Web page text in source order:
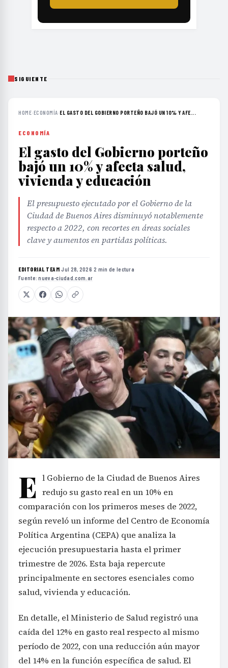
SIGUIENTE
HOME›ECONOMÍA›EL GASTO DEL GOBIERNO PORTEÑO BAJÓ UN 10% Y AFE...
ECONOMÍA
El gasto del Gobierno porteño
bajó un 10% y afecta salud,
vivienda y educación
El presupuesto ejecutado por el Gobierno de la
Ciudad de Buenos Aires disminuyó notablemente
respecto a 2022, con recortes en áreas sociales
clave y aumentos en partidas políticas.
EDITORIAL TEAM·Jul 28, 2026·2 min de lectura·
Fuente:nueva-ciudad.com.ar
E l Gobierno de la Ciudad de Buenos Aires
redujo su gasto real en un 10% en
comparación con los primeros meses de 2022,
según reveló un informe del Centro de Economía
Política Argentina (CEPA) que analiza la
ejecución presupuestaria hasta el primer
trimestre de 2026. Esta baja repercute
principalmente en sectores esenciales como
salud, vivienda y educación.
En detalle, el Ministerio de Salud registró una
caída del 12% en gasto real respecto al mismo
período de 2022, con una reducción aún mayor
del 14% en la función específica de salud. El